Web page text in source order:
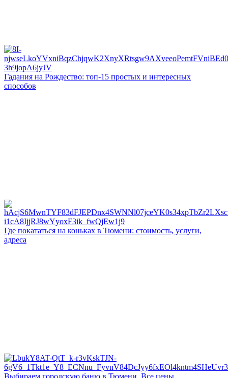
Гадания на Рождество: топ-15 простых и интересных
способов
Где покататься на коньках в Тюмени: стоимость, услуги,
адреса
Выбираем городскую баню в Тюмени. Все цены